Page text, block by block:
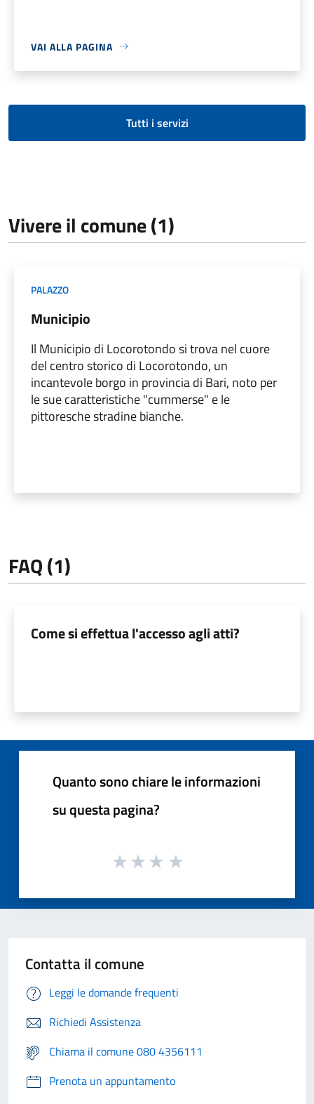
VAI ALLA PAGINA
Tutti i servizi
Vivere il comune (1)
PALAZZO
Municipio
Il Municipio di Locorotondo si trova nel cuore
del centro storico di Locorotondo, un
incantevole borgo in provincia di Bari, noto per
le sue caratteristiche "cummerse" e le
pittoresche stradine bianche.
FAQ (1)
Come si effettua l'accesso agli atti?
Quanto sono chiare le informazioni
su questa pagina?
Contatta il comune
Leggi le domande frequenti
Richiedi Assistenza
Chiama il comune 080 4356111
Prenota un appuntamento